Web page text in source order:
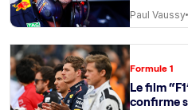
Paul Vaussy
Formule 1
Le film
confirme